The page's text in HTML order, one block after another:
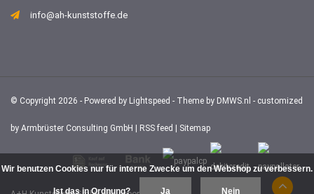
info@ah-kunststoffe.de
© Copyright 2026 - Powered by Lightspeed - Theme by DMWS.nl - customized
by Armbrüster Consulting GmbH | RSS feed | Sitemap
Wir benutzen Cookies nur für interne Zwecke um den Webshop zu verbessern.
Ist das in Ordnung? Ja Nein